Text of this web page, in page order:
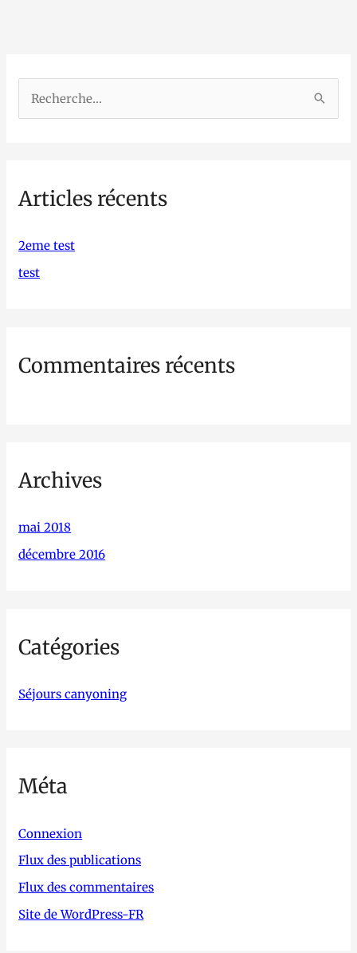
e
c
h
:
Articles récents
2eme test
test
Commentaires récents
Archives
mai 2018
décembre 2016
Catégories
Séjours canyoning
Méta
Connexion
Flux des publications
Flux des commentaires
Site de WordPress-FR